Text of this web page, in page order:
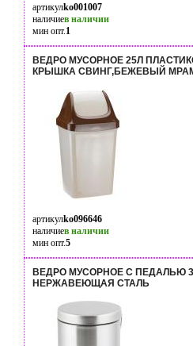
артикулko001007
наличиев наличии
мин опт.1
ВЕДРО МУСОРНОЕ 25Л
КРЫШКА СВИНГ,БЕЖЕВЫЙ
артикулko096646
наличиев наличии
мин опт.5
ВЕДРО МУСОРНОЕ С ПЕДАЛЬЮ
НЕРЖАВЕЮЩАЯ СТАЛЬ